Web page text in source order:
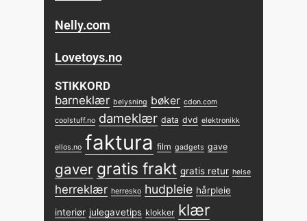
Nelly.com
Lovetoys.no
STIKKORD
barneklær belysning bøker cdon.com
coolstuff.no dameklær data dvd elektronikk
ellos.no faktura film gadgets gave
gaver gratis frakt gratis retur helse
herreklær herresko hudpleie hårpleie
interiør julegavetips klokker klær